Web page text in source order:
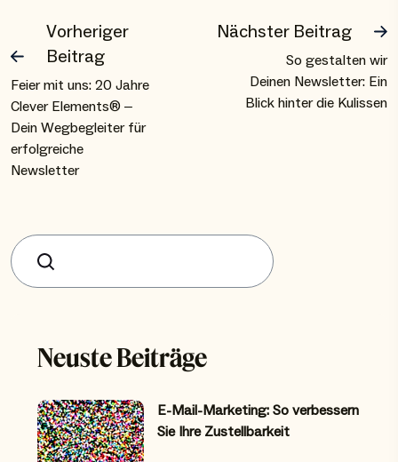
Vorheriger
Beitrag
Feier mit uns: 20 Jahre
Clever Elements® –
Dein Wegbegleiter für
erfolgreiche
Newsletter
Nächster Beitrag
So gestalten wir
Deinen Newsletter: Ein
Blick hinter die Kulissen
Suchen
Neuste Beiträge
E-Mail-Marketing: So verbessern
Sie Ihre Zustellbarkeit